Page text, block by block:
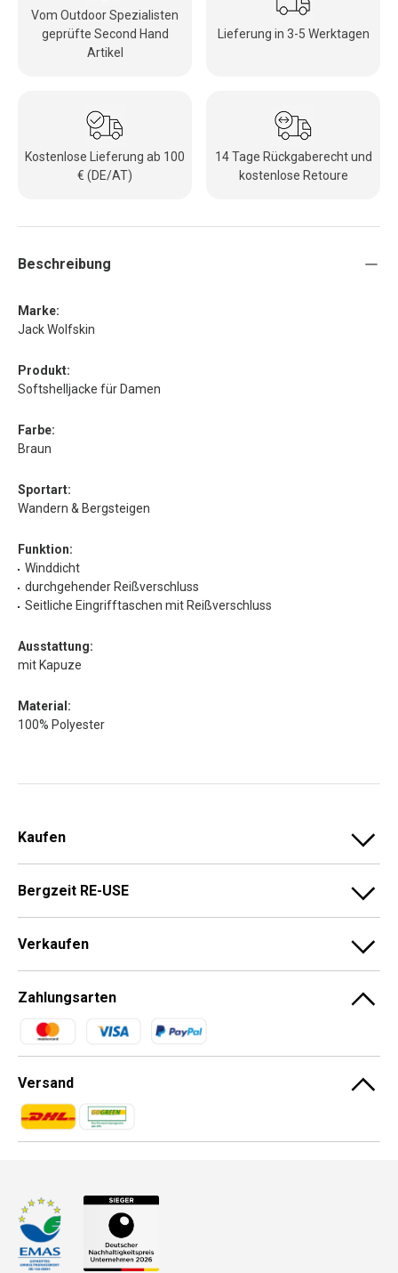
Vom Outdoor Spezialisten
geprüfte Second Hand
Artikel
Lieferung in 3-5 Werktagen
Kostenlose Lieferung ab 100
€ (DE/AT)
14 Tage Rückgaberecht und
kostenlose Retoure
Beschreibung
Marke:
Jack Wolfskin
Produkt:
Softshelljacke für Damen
Farbe:
Braun
Sportart:
Wandern & Bergsteigen
Funktion:
Winddicht
durchgehender Reißverschluss
Seitliche Eingrifftaschen mit Reißverschluss
Ausstattung:
mit Kapuze
Material:
100% Polyester
Kaufen
Bergzeit RE-USE
Verkaufen
Zahlungsarten
Zahlungsmethoden
Versand
Zahlungsmethoden
Zahlungsmethoden